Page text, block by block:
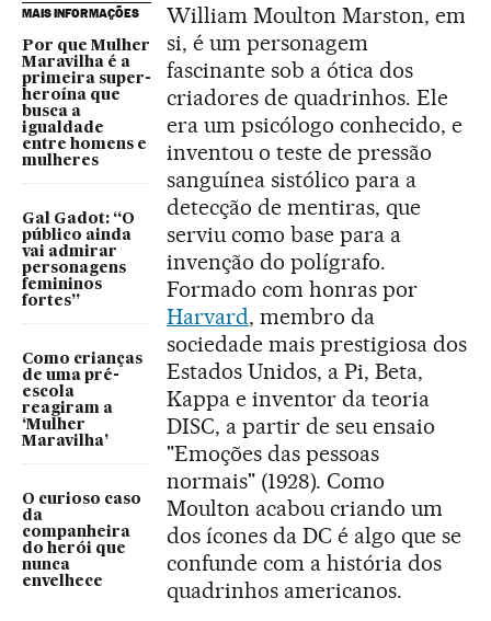
MAIS INFORMAÇÕES
Por que Mulher
Maravilha é a
primeira super-
heroína que
busca a
igualdade
entre homens e
mulheres
Gal Gadot: “O
público ainda
vai admirar
personagens
femininos
fortes”
Como crianças
de uma pré-
escola
reagiram a
‘Mulher
Maravilha’
O curioso caso
da
companheira
do herói que
nunca
envelhece
William Moulton Marston, em
si, é um personagem
fascinante sob a ótica dos
criadores de quadrinhos. Ele
era um psicólogo conhecido, e
inventou o teste de pressão
sanguínea sistólico para a
detecção de mentiras, que
serviu como base para a
invenção do polígrafo.
Formado com honras por
Harvard, membro da
sociedade mais prestigiosa dos
Estados Unidos, a Pi, Beta,
Kappa e inventor da teoria
DISC, a partir de seu ensaio
"Emoções das pessoas
normais" (1928). Como
Moulton acabou criando um
dos ícones da DC é algo que se
confunde com a história dos
quadrinhos americanos.